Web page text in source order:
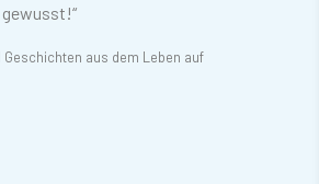
gewusst!“
aus dem Leben auf